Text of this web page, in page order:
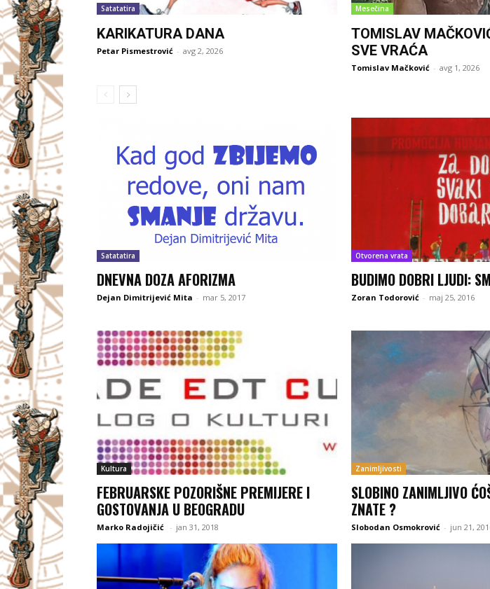
Satatatira
KARIKATURA DANA
Petar Pismestrović - avg 2, 2026
Mesečina
TOMISLAV
SVE VRAĆA
Tomislav Mačković - avg 1, 2026
Satatatira
DNEVNA DOZA AFORIZMA
Dejan Dimitrijević Mita - mar 5, 2017
Otvorena vrata
BUDIMO DOBRI LJUDI:
Zoran Todorović - maj 25, 2016
Kultura
FEBRUARSKE POZORIŠNE PREMIJERE I
GOSTOVANJA U BEOGRADU
Marko Radojičić - jan 31, 2018
Zanimljivosti
SLOBINO ZANIMLJIVO
ZNATE ?
Slobodan Osmokrović - jun 21,